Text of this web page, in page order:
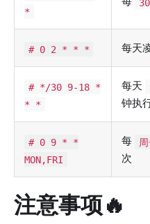
*
30
# 0 2 * * * 每天
# */30 9-18 *
* *
每天
钟执
# 0 9 * *
MON,FRI
每
次
注意事项🔥